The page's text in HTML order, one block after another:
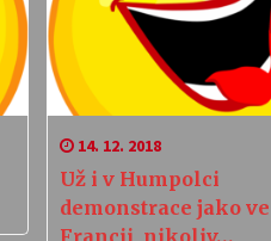
14. 12. 2018
Už i v Humpolci
demonstrace jako ve